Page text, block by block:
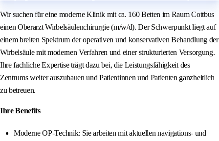
Wir suchen für eine moderne Klinik mit ca. 160 Betten im Raum Cottbus
einen Oberarzt Wirbelsäulenchirurgie (m/w/d). Der Schwerpunkt liegt auf
einem breiten Spektrum der operativen und konservativen Behandlung der
Wirbelsäule mit modernen Verfahren und einer strukturierten Versorgung.
Ihre fachliche Expertise trägt dazu bei, die Leistungsfähigkeit des
Zentrums weiter auszubauen und Patientinnen und Patienten ganzheitlich
zu betreuen.
Ihre Benefits
Moderne OP-Technik: Sie arbeiten mit aktuellen navigations- und